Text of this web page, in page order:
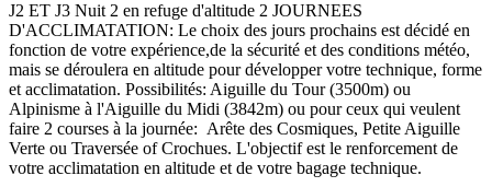
J2 ET J3 Nuit 2 en refuge d'altitude 2 JOURNEES
D'ACCLIMATATION: Le choix des jours prochains est décidé en
fonction de votre expérience,de la sécurité et des conditions météo,
mais se déroulera en altitude pour développer votre technique, forme
et acclimatation. Possibilités: Aiguille du Tour (3500m) ou
Alpinisme à l'Aiguille du Midi (3842m) ou pour ceux qui veulent
faire 2 courses à la journée: Arête des Cosmiques, Petite Aiguille
Verte ou Traversée of Crochues. L'objectif est le renforcement de
votre acclimatation en altitude et de votre bagage technique.